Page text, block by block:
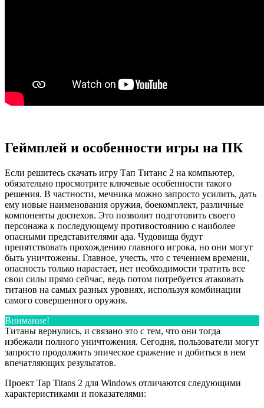
Геймплей и особенности игры на ПК
Если решитесь скачать игру Тап Титанс 2 на компьютер,
обязательно просмотрите ключевые особенности такого
решения. В частности, мечника можно запросто усилить, дать
ему новые наименования оружия, боекомплект, различные
компоненты доспехов. Это позволит подготовить своего
персонажа к последующему противостоянию с наиболее
опасными представителями ада. Чудовища будут
препятствовать прохождению главного игрока, но они могут
быть уничтожены. Главное, учесть, что с течением времени,
опасность только нарастает, нет необходимости тратить все
свои силы прямо сейчас, ведь потом потребуется атаковать
титанов на самых разных уровнях, используя комбинации
самого совершенного оружия.
Внимание!
Титаны вернулись, и связано это с тем, что они тогда
избежали полного уничтожения. Сегодня, пользователи могут
запросто продолжить эпическое сражение и добиться в нем
впечатляющих результатов.
Проект Tap Titans 2 для Windows отличаются следующими
характеристиками и показателями: